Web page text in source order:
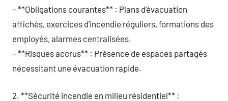
– **Obligations courantes** : Plans d’évacuation
affichés, exercices d’incendie réguliers, formations des
employés, alarmes centralisées.
– **Risques accrus** : Présence de espaces partagés
nécessitant une évacuation rapide.
2. **Sécurité incendie en milieu résidentiel** :